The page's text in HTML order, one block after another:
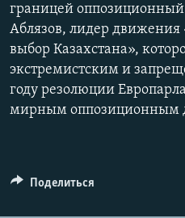
границей
Аблязов, лидер
выбор Казахстана»,
экстремистским и
году резолюции
мирным оппозиционным
Поделиться